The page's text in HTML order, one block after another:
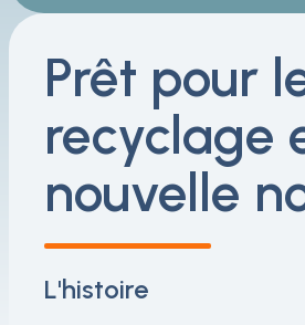
Prêt pour
recyclage
nouvelle
L'histoire